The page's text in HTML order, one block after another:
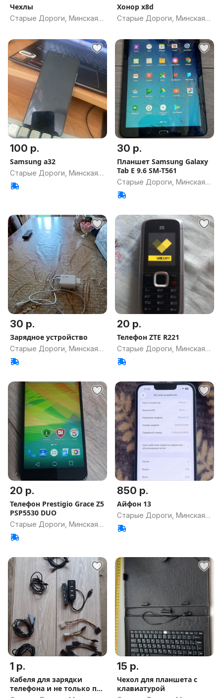
Чехлы
Старые Дороги, Минская
Хонор x8d
Старые Дороги, Минская
100 р.
Samsung a32
Старые Дороги, Минская
обл.
30 р.
Планшет Samsung Galaxy
Tab E 9.6 SM-T561
Старые Дороги, Минская
обл.
30 р.
Зарядное устройство
Старые Дороги, Минская
обл.
20 р.
Телефон ZTE R221
Старые Дороги, Минская
обл.
20 р.
Телефон Prestigio Grace Z5
PSP5530 DUO
Старые Дороги, Минская
обл.
850 р.
Айфон 13
Старые Дороги, Минская
обл.
1 р.
Кабеля для зарядки
телефона и не только по
15 р.
Чехол для планшета с
клавиатурой